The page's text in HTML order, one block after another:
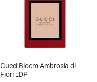
Gucci Bloom Ambrosia di
Fiori EDP